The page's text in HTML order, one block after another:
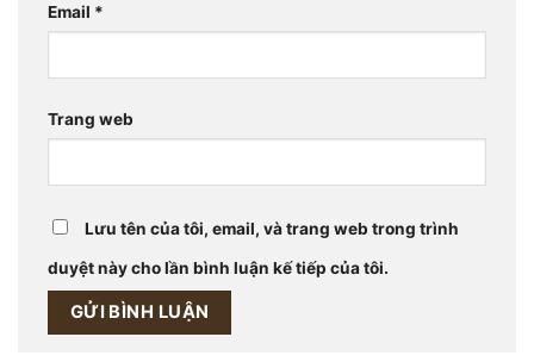
Email *
Trang web
Lưu tên của tôi, email, và trang web trong trình
duyệt này cho lần bình luận kế tiếp của tôi.